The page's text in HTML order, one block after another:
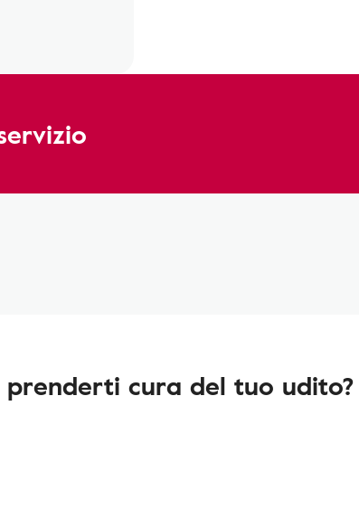
prenderti cura del tuo udito?